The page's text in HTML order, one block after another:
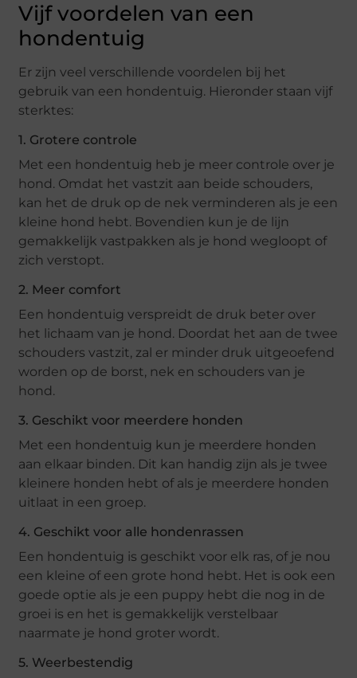
Vijf voordelen van een
hondentuig
Er zijn veel verschillende voordelen bij het
gebruik van een hondentuig. Hieronder staan vijf
sterktes:
1. Grotere controle
Met een hondentuig heb je meer controle over je
hond. Omdat het vastzit aan beide schouders,
kan het de druk op de nek verminderen als je een
kleine hond hebt. Bovendien kun je de lijn
gemakkelijk vastpakken als je hond wegloopt of
zich verstopt.
2. Meer comfort
Een hondentuig verspreidt de druk beter over
het lichaam van je hond. Doordat het aan de twee
schouders vastzit, zal er minder druk uitgeoefend
worden op de borst, nek en schouders van je
hond.
3. Geschikt voor meerdere honden
Met een hondentuig kun je meerdere honden
aan elkaar binden. Dit kan handig zijn als je twee
kleinere honden hebt of als je meerdere honden
uitlaat in een groep.
4. Geschikt voor alle hondenrassen
Een hondentuig is geschikt voor elk ras, of je nou
een kleine of een grote hond hebt. Het is ook een
goede optie als je een puppy hebt die nog in de
groei is en het is gemakkelijk verstelbaar
naarmate je hond groter wordt.
5. Weerbestendig